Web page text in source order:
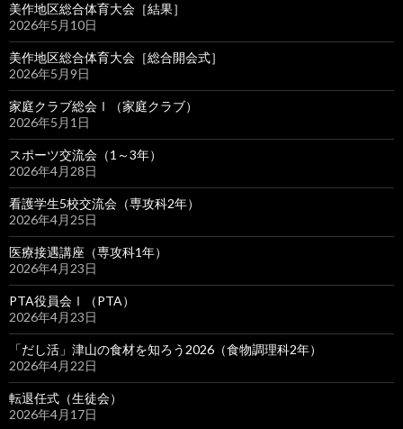
美作地区総合体育大会［結果］
2026年5月10日
美作地区総合体育大会［総合開会式］
2026年5月9日
家庭クラブ総会Ⅰ（家庭クラブ）
2026年5月1日
スポーツ交流会（1～3年）
2026年4月28日
看護学生5校交流会（専攻科2年）
2026年4月25日
医療接遇講座（専攻科1年）
2026年4月23日
PTA役員会Ⅰ（PTA）
2026年4月23日
「だし活」津山の食材を知ろう2026（食物調理科2年）
2026年4月22日
転退任式（生徒会）
2026年4月17日